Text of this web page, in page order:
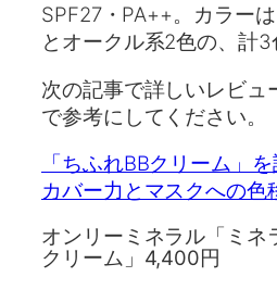
SPF27・PA++。カラー
とオークル系2色の、計3
次の記事で詳しいレビュ
で参考にしてください。
「ちふれBBクリーム」
カバー力とマスクへの色
オンリーミネラル「ミネ
クリーム」4,400円